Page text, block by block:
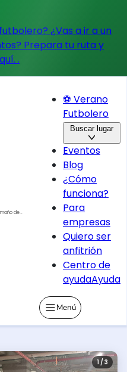
¿Vas a ir a un
Prepara tu ruta y
.
de
⚽ Verano
Futbolero
Buscar lugar
Eventos
Blog
¿Cómo
funciona?
Para
empresas
Quiero ser
anfitrión
Centro de
ayudaAyuda
Menú
1 / 3